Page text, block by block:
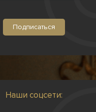
Наши соцсети: